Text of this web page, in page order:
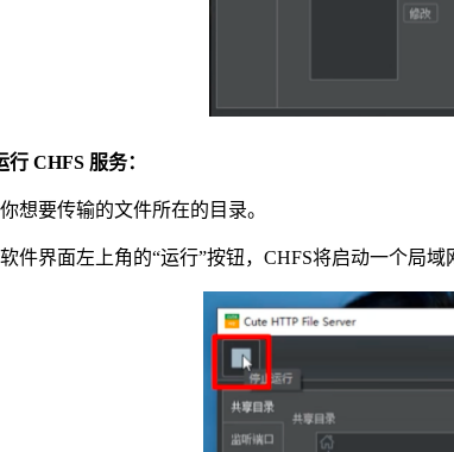
行 CHFS 服务：
想要传输的文件所在的目录。
件界面左上角的“运行”按钮，CHFS将启动一个局域